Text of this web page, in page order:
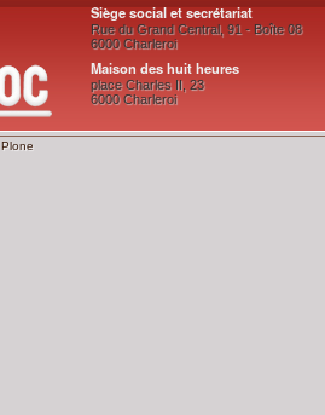
Siège social et secrétariat
Rue du Grand Central, 91 - Boîte 08
6000 Charleroi
Maison des huit heures
place Charles II, 23
6000 Charleroi
Plone